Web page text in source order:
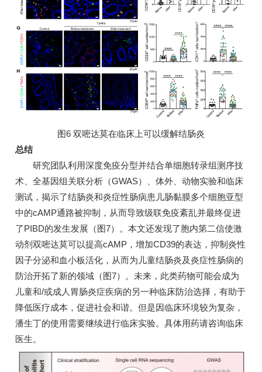
图6 双嘧达莫在临床上可以缓解结肠炎
总结
研究团队利用深度免疫分型并结合单细胞转录组测序技
术、全基因组关联分析（GWAS）、体外、动物实验和临床
测试，揭示了结肠炎和炎症性肠病患儿肠黏膜多个细胞亚型
中的cAMP通路被抑制，从而导致级联免疫紊乱并最终促进
了PIBD的发生发展（图7）。本文还发现了胞内第二信使激
动剂双嘧达莫可以提高cAMP，增加CD39的表达，抑制炎性
因子分泌和血小板活化，从而为儿童结肠炎及炎症性肠病的
防治开拓了新的领域（图7）。未来，此类药物可能会成为
儿童和/或成人胃肠炎症疾病的另一种临床防治选择，有助于
降低医疗成本，促进社会和谐。但是因临床环境较为复杂，
潘生丁的使用需要继续进行临床实验。具体用药请咨询临床
医生。